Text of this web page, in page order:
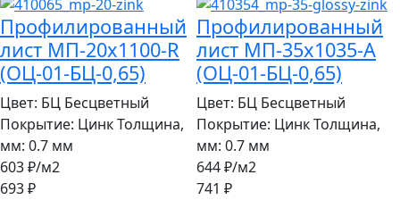
Профилированный
лист МП-20x1100-R
(ОЦ-01-БЦ-0,65)
Цвет: БЦ Бесцветный
Покрытие: ЦинкТолщина,
мм: 0.7 мм
603 ₽/м2
693 ₽
Профилированный
лист МП-35x1035-A
(ОЦ-01-БЦ-0,65)
Цвет: БЦ Бесцветный
Покрытие: ЦинкТолщина,
мм: 0.7 мм
644 ₽/м2
741 ₽